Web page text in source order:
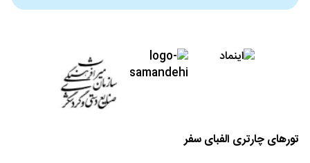
تورهای چارتری الفبای سفر